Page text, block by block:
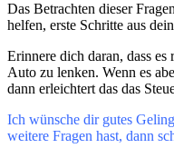
Das Betrachten dieser
helfen, erste Schritte aus
Erinnere dich daran, dass
Auto zu lenken. Wenn es
dann erleichtert das das
Ich wünsche dir gutes
weitere Fragen hast, dann